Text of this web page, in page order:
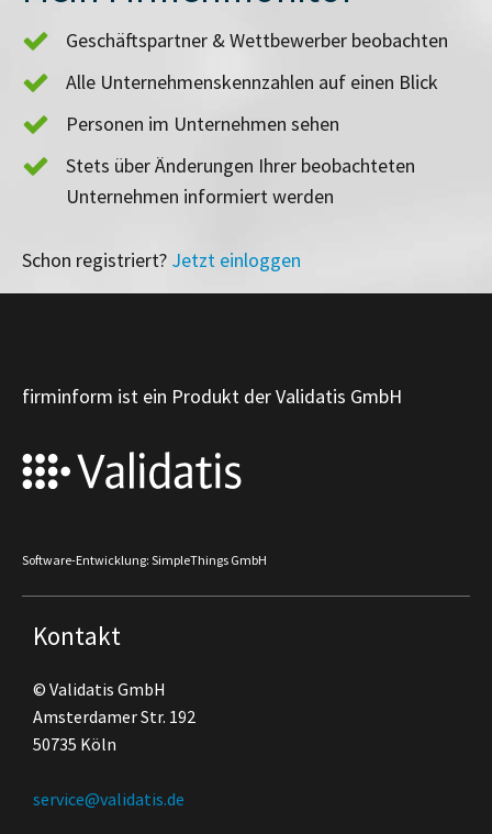
Geschäftspartner & Wettbewerber beobachten
Alle Unternehmenskennzahlen auf einen Blick
Personen im Unternehmen sehen
Stets über Änderungen Ihrer beobachteten
Unternehmen informiert werden
Schon registriert? Jetzt einloggen
firminform ist ein Produkt der Validatis GmbH
Software-Entwicklung: SimpleThings GmbH
Kontakt
© Validatis GmbH
Amsterdamer Str. 192
50735 Köln
service@validatis.de